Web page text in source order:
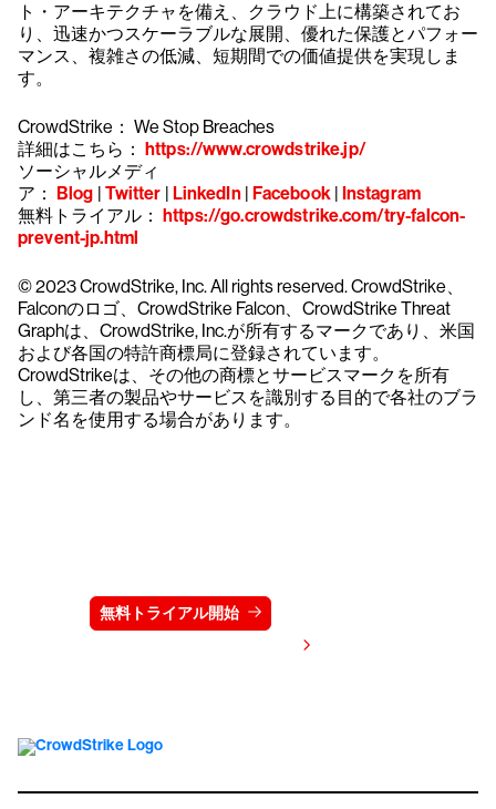
ト・アーキテクチャを備え、クラウド上に構築されてお
り、迅速かつスケーラブルな展開、優れた保護とパフォー
マンス、複雑さの低減、短期間での価値提供を実現しま
す。
CrowdStrike： We Stop Breaches
詳細はこちら： https://www.crowdstrike.jp/
ソーシャルメディ
ア： Blog | Twitter | LinkedIn| Facebook| Instagram
無料トライアル： https://go.crowdstrike.com/try-falcon-
prevent-jp.html
© 2023 CrowdStrike, Inc. All rights reserved. CrowdStrike、
Falconのロゴ、CrowdStrike Falcon、CrowdStrike Threat
Graphは、CrowdStrike, Inc.が所有するマークであり、米国
および各国の特許商標局に登録されています。
CrowdStrikeは、その他の商標とサービスマークを所有
し、第三者の製品やサービスを識別する目的で各社のブラ
ンド名を使用する場合があります。
無料トライアル開始